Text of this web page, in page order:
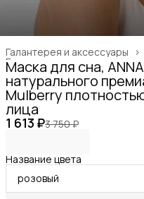
Галантерея и аксессуары ›
Главная ›
Маска для сна,
натурального
Mulberry
лица
1 613 ₽3 750 ₽
Название цвета
розовый